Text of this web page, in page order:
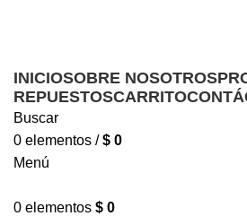
INICIOSOBRE NOSOTROS
REPUESTOSCARRITO
Buscar
0 elementos / $ 0
Menú
0 elementos $ 0